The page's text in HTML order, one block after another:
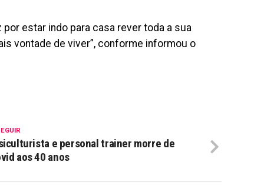
estar indo para casa rever toda a sua
vontade de viver”, conforme informou o
e personal trainer morre de
aos 40 anos